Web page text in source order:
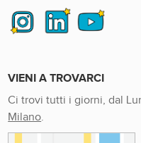
VIENI A TROVARCI
Ci trovi tutti i giorni, dal
Milano